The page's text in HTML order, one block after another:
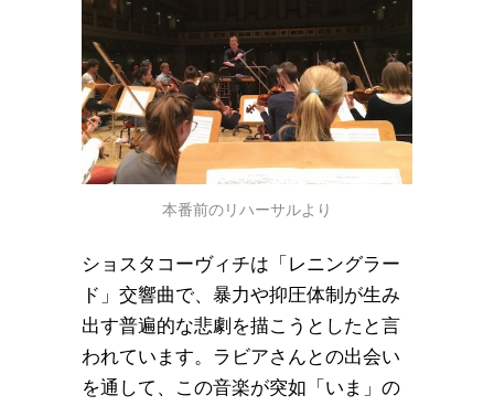
本番前のリハーサルより
ショスタコーヴィチは「レニングラー
ド」交響曲で、暴力や抑圧体制が生み
出す普遍的な悲劇を描こうとしたと言
われています。ラビアさんとの出会い
を通して、この音楽が突如「いま」の